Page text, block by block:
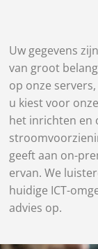
Uw gegevens
van groot
op onze
u kiest voor
het inrichten en
geeft aan on-
ervan. We
huidige ICT-
advies op.